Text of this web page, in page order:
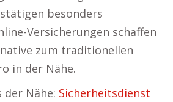
besonders
Versicherungen schaffen
zum traditionellen
in der Nähe.
der Nähe: Sicherheitsdienst